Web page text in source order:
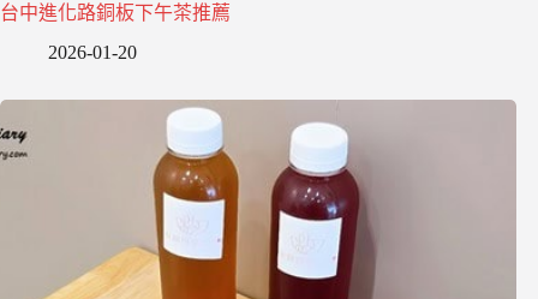
台中進化路銅板下午茶推薦
2026-01-20